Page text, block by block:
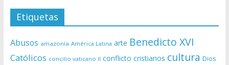
Etiquetas
Abusos amazonía América Latina arte Benedicto XVI
Católicos concilio vaticano II conflicto cristianos cultura Dios